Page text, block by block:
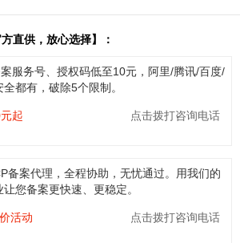
直供，放心选择】：
服务号、授权码低至10元，阿里/腾讯/百度/
全都有，破除5个限制。
起 点击拨打咨询电话
备案代理，全程协助，无忧通过。用我们的
让您备案更快速、更稳定。
活动 点击拨打咨询电话